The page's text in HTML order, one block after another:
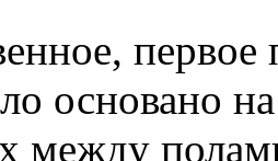
основано
между